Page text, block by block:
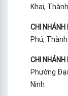
Khai,
CHI NHÁNH
Phú,
CHI NHÁNH
Phường
Ninh